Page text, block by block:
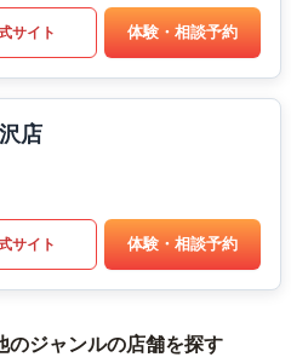
サイト 体験・相談予約
店
サイト 体験・相談予約
のジャンルの店舗を探す